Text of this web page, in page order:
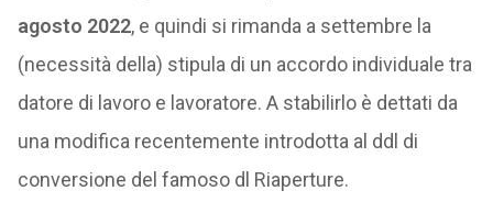
agosto 2022, e quindi si rimanda a settembre la
(necessità della) stipula di un accordo individuale tra
datore di lavoro e lavoratore. A stabilirlo è dettati da
una modifica recentemente introdotta al ddl di
conversione del famoso dl Riaperture.